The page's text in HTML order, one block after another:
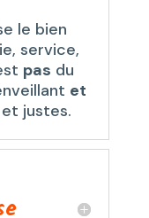
le bien
service,
pas du
et
et justes.